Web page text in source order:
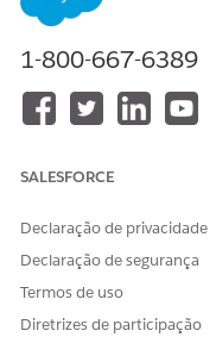
Para criar e editar
individuais e registros
relacionados:
Para gerenciar um
no Experience Cloud:
Para revisar aplicativos
Para revisar aplicativos
Experience Cloud:
Converse com o
1-800-667-6389
SALESFORCE
Declaração de privacidade
Declaração de segurança
Termos de uso
Diretrizes de participação